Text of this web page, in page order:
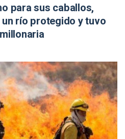
para sus caballos,
río protegido y tuvo